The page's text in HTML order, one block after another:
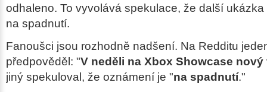
odhaleno. To vyvolává spekulace, že další
na spadnutí.
Fanoušci jsou rozhodně nadšení. Na Redditu
předpověděl: "V neděli na Xbox Showcase nový
jiný spekuloval, že oznámení je "na spadnutí."